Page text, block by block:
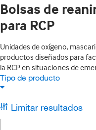
Bolsas de
para RCP
Unidades de oxígeno,
productos diseñados para
la RCP en situaciones de
Tipo de producto
Limitar resultados